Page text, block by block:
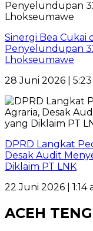
Sinergi Bea Cukai
Penyelundupan
Lhokseumawe
28 Juni 2026 |
DPRD Langkat
Desak Audit
Diklaim PT LNK
22 Juni 2026 | 1:14
ACEH